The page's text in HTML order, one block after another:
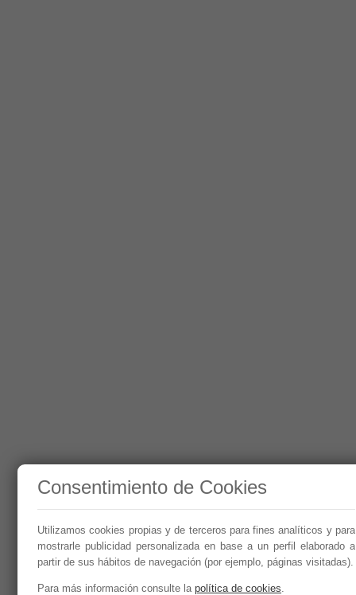
Consentimiento de Cookies
Utilizamos cookies propias y de terceros para fines analíticos y para
mostrarle publicidad personalizada en base a un perfil elaborado a
partir de sus hábitos de navegación (por ejemplo, páginas visitadas).
Para más información consulte la política de cookies.